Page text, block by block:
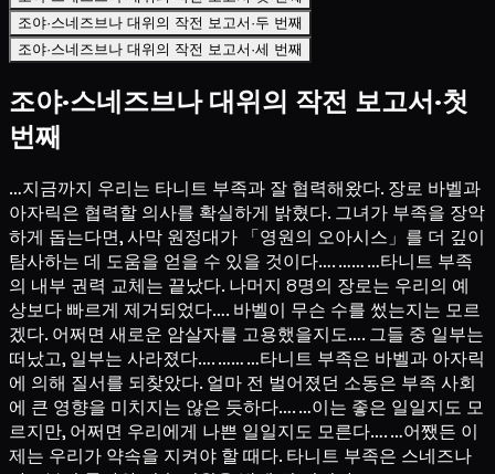
조야·스네즈브나 대위의 작전 보고서·두 번째
조야·스네즈브나 대위의 작전 보고서·세 번째
조야·스네즈브나 대위의 작전 보고서·첫
번째
…지금까지 우리는 타니트 부족과 잘 협력해왔다. 장로 바벨과
아자릭은 협력할 의사를 확실하게 밝혔다. 그녀가 부족을 장악
하게 돕는다면, 사막 원정대가 「영원의 오아시스」를 더 깊이
탐사하는 데 도움을 얻을 수 있을 것이다…. …… …타니트 부족
의 내부 권력 교체는 끝났다. 나머지 8명의 장로는 우리의 예
상보다 빠르게 제거되었다…. 바벨이 무슨 수를 썼는지는 모르
겠다. 어쩌면 새로운 암살자를 고용했을지도…. 그들 중 일부는
떠났고, 일부는 사라졌다…. …… …타니트 부족은 바벨과 아자릭
에 의해 질서를 되찾았다. 얼마 전 벌어졌던 소동은 부족 사회
에 큰 영향을 미치지는 않은 듯하다…. …이는 좋은 일일지도 모
르지만, 어쩌면 우리에게 나쁜 일일지도 모른다…. …어쨌든 이
제는 우리가 약속을 지켜야 할 때다. 타니트 부족은 스네즈나